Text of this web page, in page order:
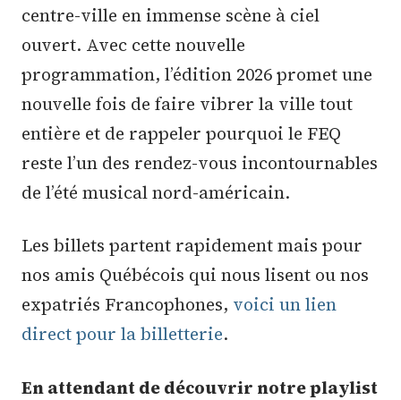
centre-ville en immense scène à ciel
ouvert. Avec cette nouvelle
programmation, l’édition 2026 promet une
nouvelle fois de faire vibrer la ville tout
entière et de rappeler pourquoi le FEQ
reste l’un des rendez-vous incontournables
de l’été musical nord-américain.
Les billets partent rapidement mais pour
nos amis Québécois qui nous lisent ou nos
expatriés Francophones, voici un lien
direct pour la billetterie.
En attendant de découvrir notre playlist